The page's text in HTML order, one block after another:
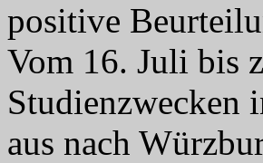
positive
Vom 16. Juli bis
Studienzwecken
aus nach